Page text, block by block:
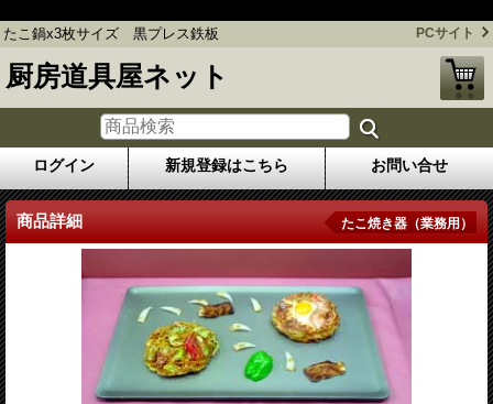
たこ鍋x3枚サイズ 黒プレス鉄板 PCサイト
厨房道具屋ネット
ログイン 新規登録はこちら お問い合せ
商品詳細 たこ焼き器（業務用）